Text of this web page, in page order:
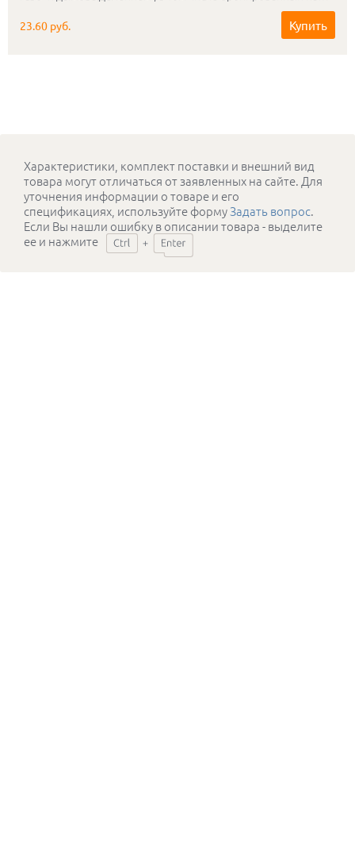
работоспособность в условиях открытого пламени в течении
180мин.
23.60 руб. Купить
Характеристики, комплект поставки и внешний вид
товара могут отличаться от заявленных на сайте. Для
уточнения информации о товаре и его
спецификациях, используйте формуЗадать вопрос.
Если Вы нашли ошибку в описании товара - выделите
ее и нажмите